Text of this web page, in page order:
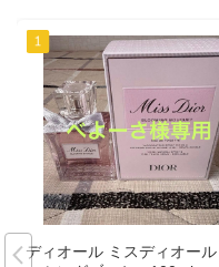
ディオール ミスディオー